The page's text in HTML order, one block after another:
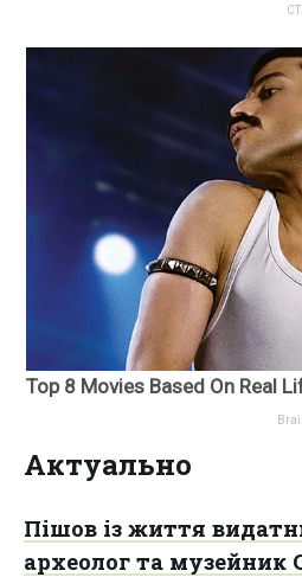
Актуально
Пішов із життя
археолог та музейник